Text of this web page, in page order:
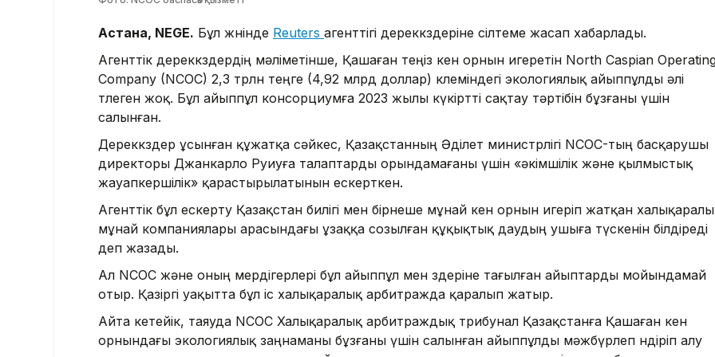
Астана, NEGE. Бұл жөнінде Reuters агенттігі дереккөздеріне сілтеме жасап хабарлады.
Агенттік дереккөздердің мәліметінше, Қашаған теңіз кен орнын игеретін North Caspian
Company (NCOC) 2,3 трлн теңге (4,92 млрд доллар) көлеміндегі экологиялық айыппұлды әлі
төлеген жоқ. Бұл айыппұл консорциумға 2023 жылы күкіртті сақтау тәртібін бұзғаны үшін
салынған.
Дереккөздер ұсынған құжатқа сәйкес, Қазақстанның Әділет министрлігі NCOC-тың басқарушы
директоры Джанкарло Руиуға талаптарды орындамағаны үшін «әкімшілік және қылмыстық
жауапкершілік» қарастырылатынын ескерткен.
Агенттік бұл ескерту Қазақстан билігі мен бірнеше мұнай кен орнын игеріп жатқан
мұнай компаниялары арасындағы ұзаққа созылған құқықтық даудың ушыға түскенін білдіреді
деп жазады.
Ал NCOC және оның мердігерлері бұл айыппұл мен өздеріне тағылған айыптарды мойындамай
отыр. Қазіргі уақытта бұл іс халықаралық арбитражда қаралып жатыр.
Айта кетейік, таяуда NCOC Халықаралық арбитраждық трибунал Қазақстанға Қашаған кен
орнындағы экологиялық заңнаманы бұзғаны үшін салынған айыппұлды мәжбүрлеп өндіріп алу